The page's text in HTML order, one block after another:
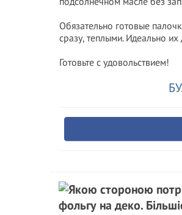
Обязательно готовые
сразу, теплыми. Идеально
Готовьте с удовольствием!